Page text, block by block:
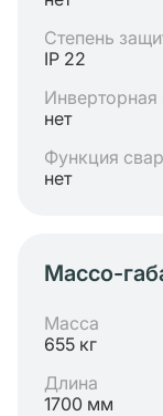
Степень
IP 22
нет
Функция
нет
Массо-
Масса
655 кг
Длина
1700 мм